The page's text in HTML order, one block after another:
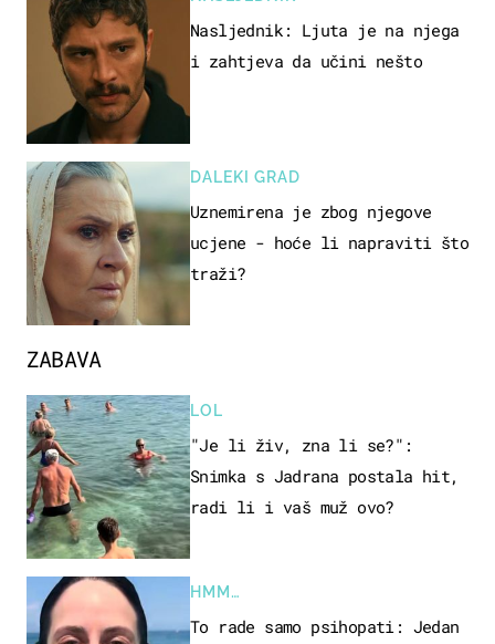
ZABAVA
LOL
"Je li živ, zna li se?":
Snimka s Jadrana postala hit,
radi li i vaš muž ovo?
HMM…
To rade samo psihopati: Jedan
Nasljednik: Ljuta je na njega
i zahtjeva da učini nešto
DALEKI GRAD
Uznemirena je zbog njegove
ucjene - hoće li napraviti što
traži?